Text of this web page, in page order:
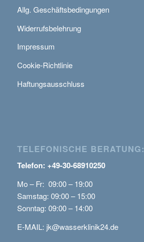
Allg. Geschäftsbedingungen
Widerrufsbelehrung
Impressum
Cookie-Richtlinie
Haftungsausschluss
TELEFONISCHE BERATUNG:
Telefon: +49-30-68910250
Mo – Fr: 09:00 – 19:00
Samstag: 09:00 – 15:00
Sonntag: 09:00 – 14:00
E-MAIL: jk@wasserklinik24.de